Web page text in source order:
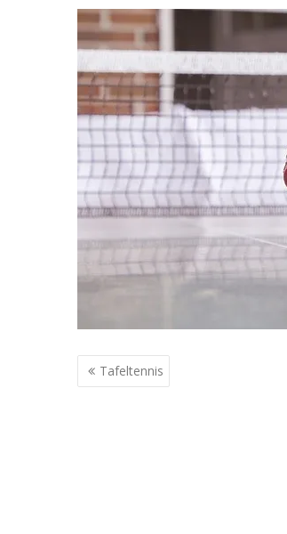
Berichtnavigatie
Tafeltennis